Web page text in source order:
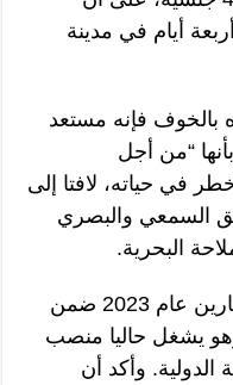
أيام في مدينة
بالخوف فإنه مستعد
“من أجل
في حياته، لافتا إلى
السمعي والبصري
البحرية.
يذكر أن الأمم المتحدة اختارت مارين عام 2023 ضمن
شاب”، وهو يشغل حاليا منصب
الدولية. وأكد أن